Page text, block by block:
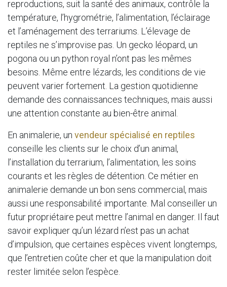
reproductions, suit la santé des animaux, contrôle la
température, l’hygrométrie, l’alimentation, l’éclairage
et l’aménagement des terrariums. L’élevage de
reptiles ne s’improvise pas. Un gecko léopard, un
pogona ou un python royal n’ont pas les mêmes
besoins. Même entre lézards, les conditions de vie
peuvent varier fortement. La gestion quotidienne
demande des connaissances techniques, mais aussi
une attention constante au bien-être animal.
En animalerie, un vendeur spécialisé en reptiles
conseille les clients sur le choix d’un animal,
l’installation du terrarium, l’alimentation, les soins
courants et les règles de détention. Ce métier en
animalerie demande un bon sens commercial, mais
aussi une responsabilité importante. Mal conseiller un
futur propriétaire peut mettre l’animal en danger. Il faut
savoir expliquer qu’un lézard n’est pas un achat
d’impulsion, que certaines espèces vivent longtemps,
que l’entretien coûte cher et que la manipulation doit
rester limitée selon l’espèce.